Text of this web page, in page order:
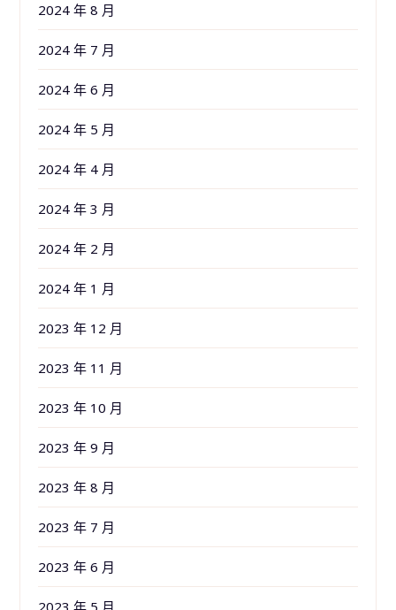
2024 年 8 月
2024 年 7 月
2024 年 6 月
2024 年 5 月
2024 年 4 月
2024 年 3 月
2024 年 2 月
2024 年 1 月
2023 年 12 月
2023 年 11 月
2023 年 10 月
2023 年 9 月
2023 年 8 月
2023 年 7 月
2023 年 6 月